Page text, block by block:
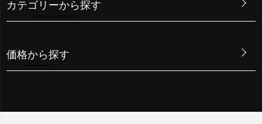
カテゴリーから探す
価格から探す